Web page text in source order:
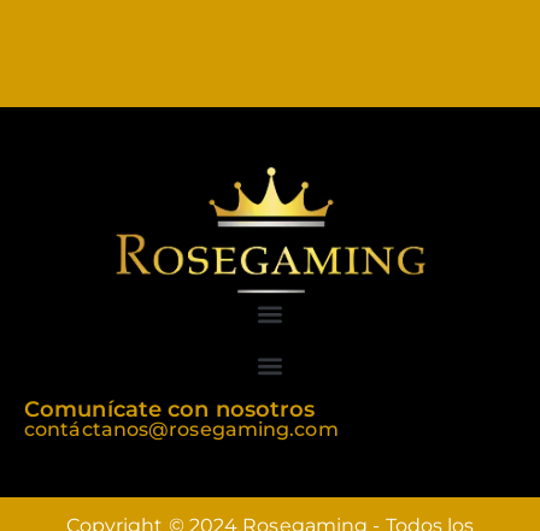
Comunícate con nosotros
contáctanos@rosegaming.com
Copyright © 2024 Rosegaming - Todos los